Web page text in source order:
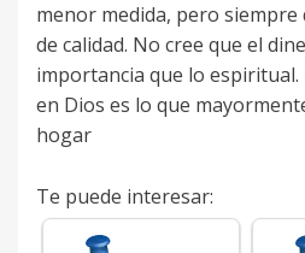
menor medida, pero siempre
de calidad. No cree que el
importancia que lo espiritual.
en Dios es lo que
hogar
Te puede interesar: